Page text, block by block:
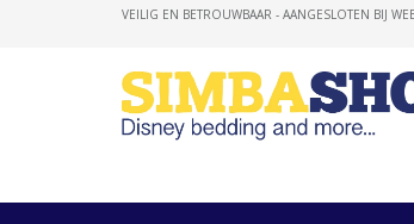
VEILIG EN BETROUWBAAR - AANGESLOTEN BIJ